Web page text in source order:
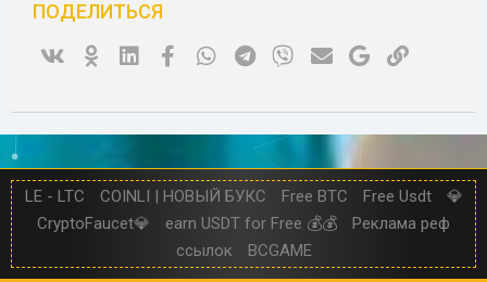
ПОДЕЛИТЬСЯ
Ok Linked InFacebookWhatsAppTelegram
Viber Электронная почта
Google
LE - LTC COINLI | НОВЫЙ БУКС Free BTC Free Usdt
💎
CryptoFaucet💎
earn USDT for Free 💰💰
Реклама реф
ссылок
BCGAME